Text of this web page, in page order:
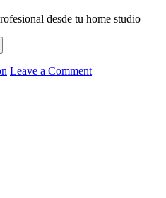
desde tu home studio
Leave a Comment